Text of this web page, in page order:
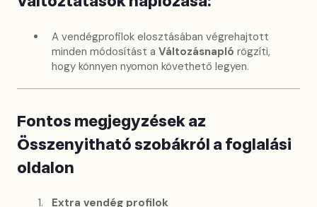
A vendégprofilok elosztásában végrehajtott
minden módosítást a Változásnapló rögzíti,
hogy könnyen nyomon követhető legyen.
Fontos megjegyzések az
Összenyitható szobákról a foglalási
oldalon
Extra vendég profilok